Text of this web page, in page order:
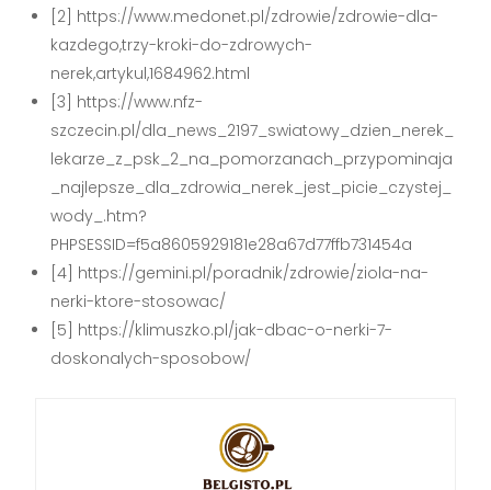
[2] https://www.medonet.pl/zdrowie/zdrowie-dla-
kazdego,trzy-kroki-do-zdrowych-
nerek,artykul,1684962.html
[3] https://www.nfz-
szczecin.pl/dla_news_2197_swiatowy_dzien_nerek_
lekarze_z_psk_2_na_pomorzanach_przypominaja
_najlepsze_dla_zdrowia_nerek_jest_picie_czystej_
wody_.htm?
PHPSESSID=f5a8605929181e28a67d77ffb731454a
[4] https://gemini.pl/poradnik/zdrowie/ziola-na-
nerki-ktore-stosowac/
[5] https://klimuszko.pl/jak-dbac-o-nerki-7-
doskonalych-sposobow/